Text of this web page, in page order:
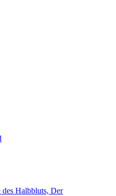
des Halbbluts, Der